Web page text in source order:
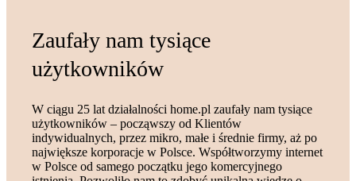
Zaufały nam tysiące
użytkowników
W ciągu 25 lat działalności home.pl zaufały nam tysiące
użytkowników – począwszy od Klientów
indywidualnych, przez mikro, małe i średnie firmy, aż po
największe korporacje w Polsce. Współtworzymy internet
w Polsce od samego początku jego komercyjnego